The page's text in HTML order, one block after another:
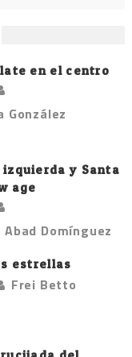
en el centro
González
y Santa
age
Domínguez
estrellas
Frei Betto